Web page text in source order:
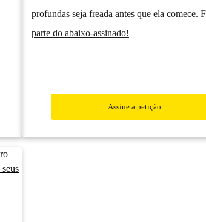
profundas seja freada antes que ela comece.
parte do abaixo-assinado!
Assine a petição